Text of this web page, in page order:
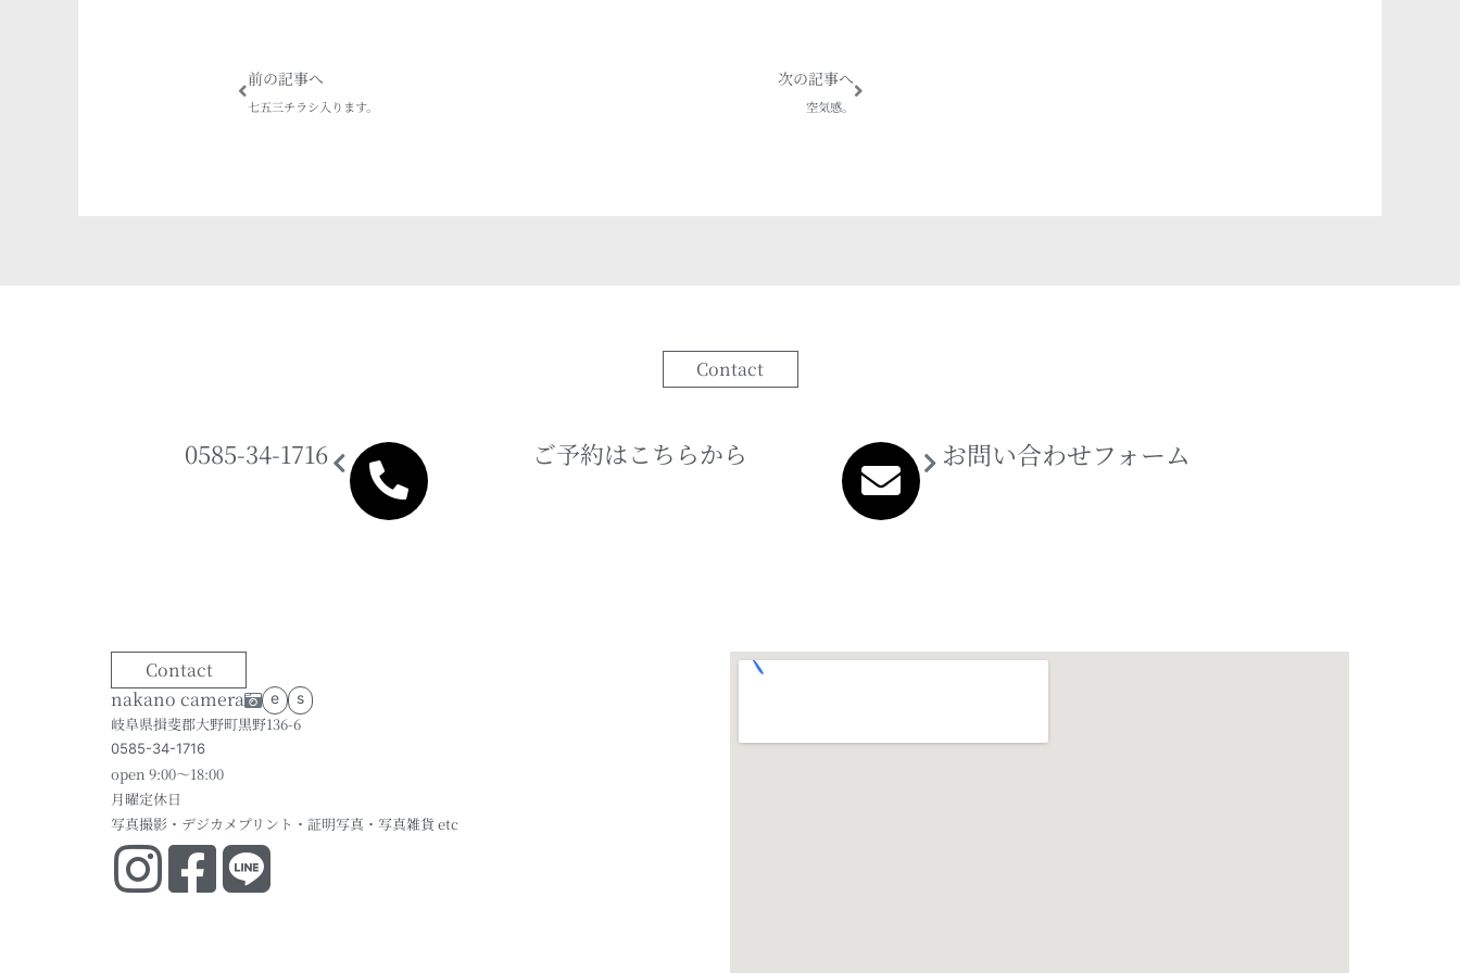
Prev
前の記事へ
七五三チラシ入ります。
次の記事へ
空気感。
Contact
0585-34-1716 ご予約はこちらから お問い合わせフォーム
Contact
nakano camera
e s
岐阜県揖斐郡大野町黒野136-6
0585-34-1716
open 9:00～18:00
月曜定休日
写真撮影・デジカメプリント・証明写真・写真雑貨 etc